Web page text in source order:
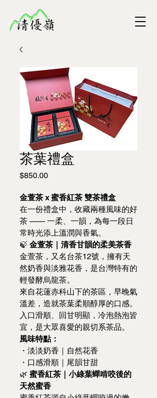
茶葉禮盒
$850.00價
金萱茶 x 蜜香紅茶 雙茶禮盒
在一份禮盒中，收藏兩種風味的好
茶 —— 一柔、一韻，為每一段日
常時光添上溫潤與香氣。
🍃 金萱茶｜清香甘韻的柔美茶香
金萱茶，又名台茶12號，擁有天
然奶香與淡雅花香，是台灣特有的
輕發酵烏龍茶。
來自花蓮赤科山下的茶區，早晚氣
溫差，造就茶葉柔順醇厚的口感。
入口滑順、回甘明顯，冷泡熱泡皆
宜，是大眾喜愛的親切系茶品。
風味特點：
・淡淡奶香｜自然花香
・口感滑順｜尾韻甘甜
🌿 蜜香紅茶｜小綠葉蟬啃咬後的
天然蜜香